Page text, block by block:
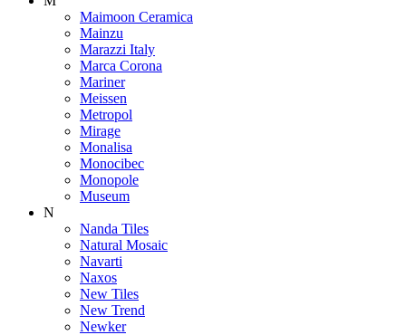
Maimoon Ceramica
Mainzu
Marazzi Italy
Marca Corona
Mariner
Meissen
Metropol
Mirage
Monalisa
Monocibec
Monopole
Museum
N
Nanda Tiles
Natural Mosaic
Navarti
Naxos
New Tiles
New Trend
Newker